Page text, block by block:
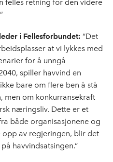
felles retning for den videre
i Fellesforbundet: “Det
at vi lykkes med
for å unngå
spiller havvind en
bare om flere ben å stå
men om konkurransekraft
næringsliv. Dette er et
både organisasjonene og
av regjeringen, blir det
havvindsatsingen.”